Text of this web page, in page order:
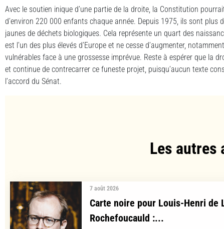
Avec le soutien inique d’une partie de la droite, la Constitution
d’environ 220 000 enfants chaque année. Depuis 1975, ils sont plus
jaunes de déchets biologiques. Cela représente un quart des
est l’un des plus élevés d’Europe et ne cesse d’augmenter,
vulnérables face à une grossesse imprévue. Reste à espérer que la
et continue de contrecarrer ce funeste projet, puisqu’aucun texte
l’accord du Sénat.
Les autres
7 août 2026
Carte noire pour Louis-Henri de
Rochefoucauld :...